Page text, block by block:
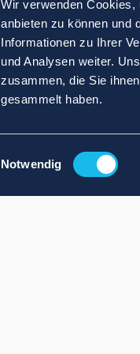
Wir verwenden Cookies,
anbieten zu können und
Informationen zu Ihrer
und Analysen weiter.
zusammen, die Sie
gesammelt haben.
Einwilligungsauswahl
Notwendig